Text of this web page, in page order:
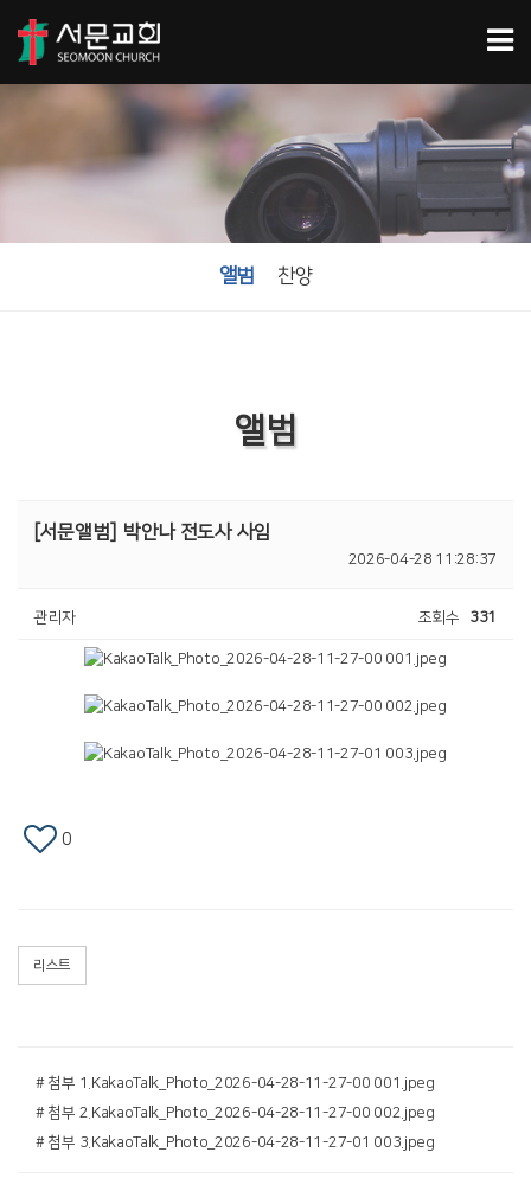
앨범 찬양
앨범
[서문앨범] 박안나 전도사 사임
2026-04-28 11:28:37
관리자 조회수 331
0
리스트
# 첨부 1.KakaoTalk_Photo_2026-04-28-11-27-00 001.jpeg
# 첨부 2.KakaoTalk_Photo_2026-04-28-11-27-00 002.jpeg
# 첨부 3.KakaoTalk_Photo_2026-04-28-11-27-01 003.jpeg